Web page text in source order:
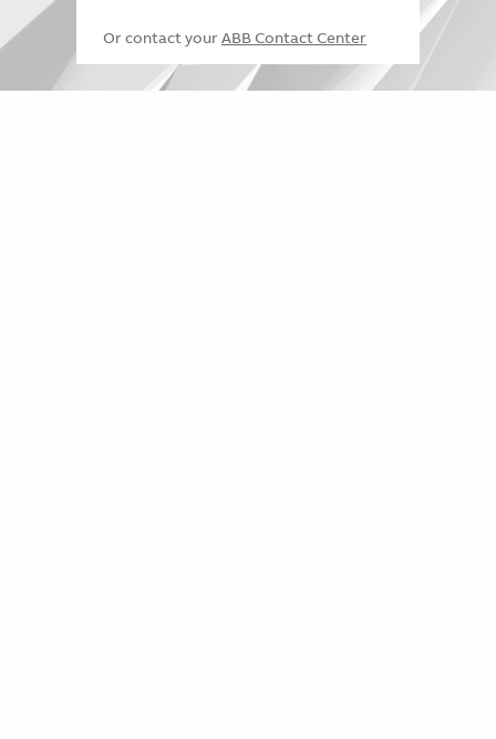
Or contact your ABB Contact Center